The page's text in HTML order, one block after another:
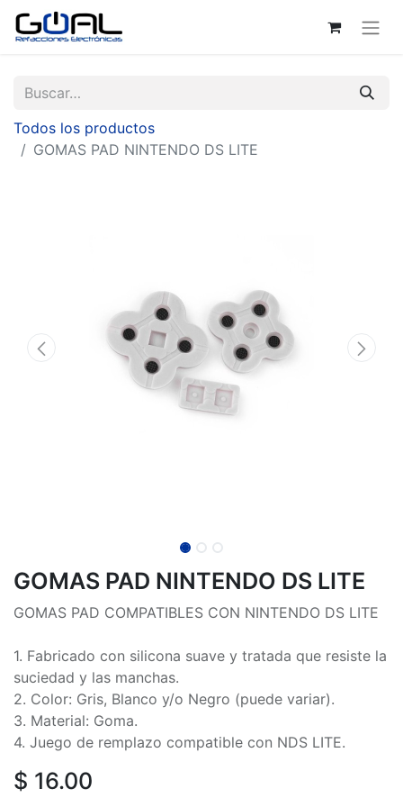
Todos los productos
GOMAS PAD NINTENDO DS LITE
GOMAS PAD NINTENDO DS LITE
GOMAS PAD COMPATIBLES CON NINTENDO DS LITE
1. Fabricado con silicona suave y tratada que resiste la
suciedad y las manchas.
2. Color: Gris, Blanco y/o Negro (puede variar).
3. Material: Goma.
4. Juego de remplazo compatible con NDS LITE.
$ 16.00